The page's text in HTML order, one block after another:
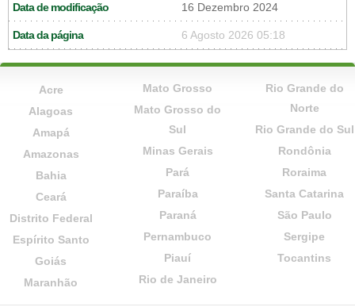
Data de modificação 16 Dezembro 2024
Data da página 6 Agosto 2026 05:18
Acre
Alagoas
Amapá
Amazonas
Bahia
Ceará
Distrito Federal
Espírito Santo
Goiás
Maranhão
Mato Grosso
Mato Grosso do
Sul
Minas Gerais
Pará
Paraíba
Paraná
Pernambuco
Piauí
Rio de Janeiro
Rio Grande do
Norte
Rio Grande do Sul
Rondônia
Roraima
Santa Catarina
São Paulo
Sergipe
Tocantins